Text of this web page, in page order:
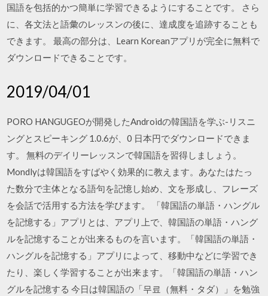
国語を包括的かつ簡単に学習できるようにすることです。 さら
に、各文法と語彙のレッスンの後に、達成度を追跡することも
できます。 最高の部分は、Learn Koreanアプリが完全に無料で
ダウンロードできることです。
2019/04/01
PORO HANGUGEOが開発したAndroidの韓国語を学ぶ-リスニ
ングとスピーキング 1.0.6が、0 日本円でダウンロードできま
す。 無料のデイリーレッスンで韓国語を習得しましょう。
Mondlyは韓国語をすばやく効果的に教えます。あなたはたっ
た数分で主体となる語句を記憶し始め、文を形成し、フレーズ
を会話で活用する方法を学びます。 「韓国語の単語・ハングル
を記憶する」アプリとは、アプリ上で、韓国語の単語・ハング
ルを記憶することが出来るものを言います。「韓国語の単語・
ハングルを記憶する」アプリによって、移動中などに学習でき
たり、楽しく学習することが出来ます。「韓国語の単語・ハン
グルを記憶する 今日は韓国語の「무료（無料・タダ）」を勉強